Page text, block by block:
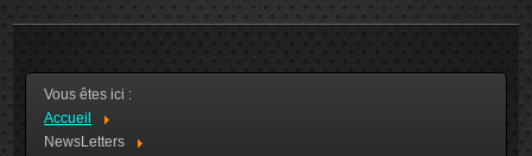
Vous êtes ici :
Accueil
NewsLetters